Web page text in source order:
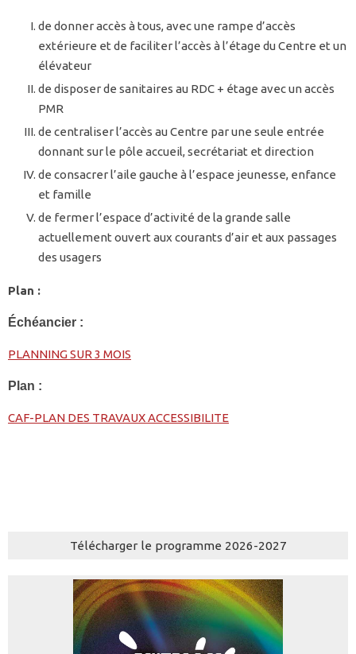
de donner accès à tous, avec une rampe d’accès
extérieure et de faciliter l’accès à l’étage du Centre et un
élévateur
de disposer de sanitaires au RDC + étage avec un accès
PMR
de centraliser l’accès au Centre par une seule entrée
donnant sur le pôle accueil, secrétariat et direction
de consacrer l’aile gauche à l’espace jeunesse, enfance
et famille
de fermer l’espace d’activité de la grande salle
actuellement ouvert aux courants d’air et aux passages
des usagers
Plan :
Échéancier :
PLANNING SUR 3 MOIS
Plan :
CAF-PLAN DES TRAVAUX ACCESSIBILITE
Télécharger le programme 2026-2027